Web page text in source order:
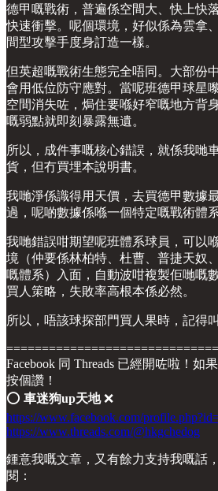
德甲嘅戰術，普遍係空間大、快上快
快速衝擊。呢個環境，好似係為雲拿
間型攻擊手度身訂造一樣。
但英超嘅戰術生態完全唔同。大部份
會用低位防守應對。當呢班德甲球星
空間消失咗，焗住要喺好窄嘅地方背
嘅弱點就即刻暴露無遺。
所以，成件事嘅核心錯誤，就係我哋
貨，但冇買埋本說明書。
我哋淨係識得用天價，去買德甲數據
過，呢啲數據係喺一個特定嘅戰術體
我哋錯誤咁期望呢班體系球員，可以
境（仲要係林柏特、杜曹、普捷天奴
嘅體系）入面，自動波咁複製佢哋嘅
買人策略，失敗率高根本係必然。
所以，唔該球探部門買人果時，記得
Facebook 同 Threads 已經開咗啦！如
按個讚！
⭕️ 車迷狗up天地❌
https://www.facebook.com/
https://www.threads.com/@hkgchedog
鍾意我嘅文章，又有餘力支持我嘅話
閱：